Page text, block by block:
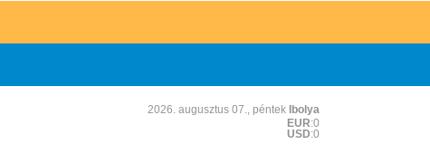
2026. augusztus 07., péntek Ibolya
EUR:0
USD:0